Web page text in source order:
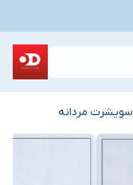
سویشرت مردانه